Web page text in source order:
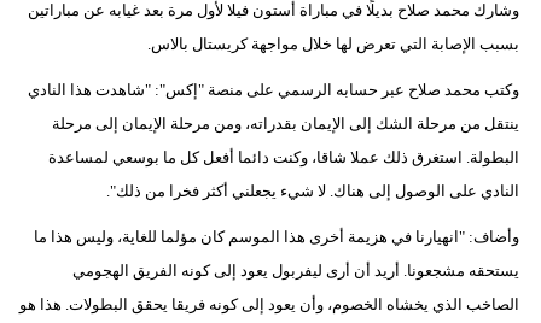
فيديو
سيارات
وشارك محمد صلاح بديلًا في مباراة أستون فيلا لأول مرة بعد غيابه عن مباراتين
بسبب الإصابة التي تعرض لها خلال مواجهة كريستال بالاس.
وكتب محمد صلاح عبر حسابه الرسمي على منصة "إكس": "شاهدت هذا النادي
ينتقل من مرحلة الشك إلى الإيمان بقدراته، ومن مرحلة الإيمان إلى مرحلة
البطولة. استغرق ذلك عملا شاقا، وكنت دائما أفعل كل ما بوسعي لمساعدة
النادي على الوصول إلى هناك. لا شيء يجعلني أكثر فخرا من ذلك".
وأضاف: "انهيارنا في هزيمة أخرى هذا الموسم كان مؤلما للغاية، وليس هذا ما
يستحقه مشجعونا. أريد أن أرى ليفربول يعود إلى كونه الفريق الهجومي
الصاخب الذي يخشاه الخصوم، وأن يعود إلى كونه فريقا يحقق البطولات. هذا هو